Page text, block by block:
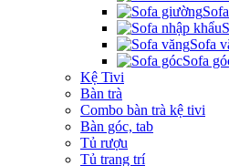
Sofa
Sofa
Kệ Tivi
Bàn trà
Combo bàn trà kệ tivi
Bàn góc, tab
Tủ rượu
Tủ trang trí